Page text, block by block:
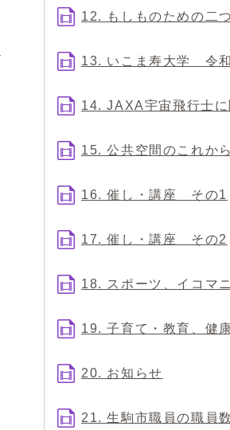
12. もしものための二
13. いこま寿大学 令
14. JAXA宇宙飛行士
15. 公共空間のこれか
16. 催し・講座 その1
17. 催し・講座 その2
18. スポーツ、イコマ
19. 子育て・教育、健
20. お知らせ
21. 生駒市職員の職員